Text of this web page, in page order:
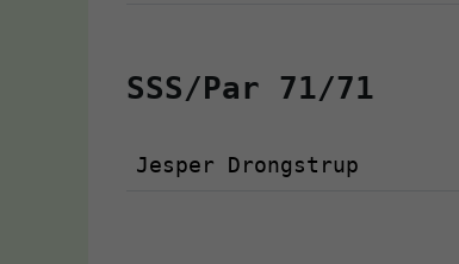
SSS/Par 71/71
Jesper Drongstrup